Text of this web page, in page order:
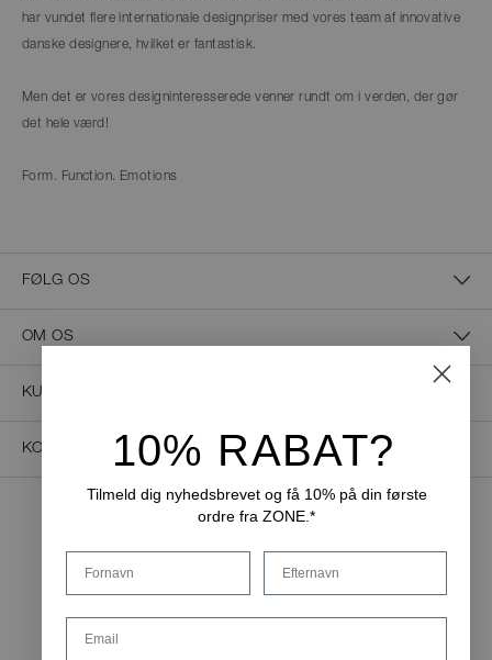
har vundet flere internationale designpriser med vores team af innovative
danske designere, hvilket er fantastisk.
Men det er vores designinteresserede venner rundt om i verden, der gør
det hele værd!
Form. Function. Emotions
FØLG OS
OM OS
KUNDESERVICE
KONTAKT OS10% RABAT?
Tilmeld dig nyhedsbrevet og få 10% på din første
ordre fra ZONE.*
Fornavn Efternavn
Email